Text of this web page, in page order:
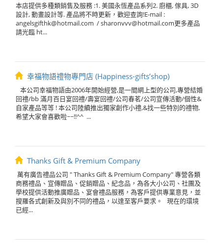
本店提供多種類銷售及服務 :1. 美國永恆產品系列2. 廚櫃, 傢具, 3D
設計, 動畫設計等. 產品將不時更新，歡迎查詢!E-mail :
angelsgifthk@hotmail.com /sharonvvv@hotmail.com更多產品
請光臨 ht...
幸福物語禮物專門店 (Happiness-gifts’shop)
本公司幸福物語由2006年開始經營,是一間網上型的公司,專營結婚
回禮/bb 滿月百日宴回禮/壽宴回禮/公司春茗/公司宣傳活動/個性&
自家產品等等 ! 本公司陸續推出獨家創作小禮,&找一些特別的禮物,
希望大家會喜歡啦~~!!^^ ...
Thanks Gift & Premium Company
萬有廣告禮品公司 " Thanks Gift & Premium Company" 專營各類
商務禮品、宣傳贈品、促銷贈品、紀念品，為各大小公司、社團及
學校提供活動推廣贈品、宴會禮品服務，為客戶提供專業意見，並
搜羅各式創新及與別不同的禮品，以達至客戶要求。 現在的環境
已經...